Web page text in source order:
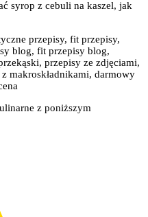
syrop z cebuli na kaszel, jak
przepisy, fit przepisy,
blog, fit przepisy blog,
przepisy ze zdjęciami,
makroskładnikami, darmowy
z poniższym